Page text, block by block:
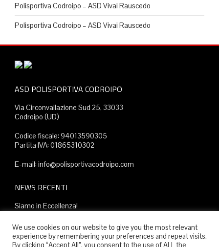
Polisportiva Codroipo – ASD Vivai Rauscedo
Polisportiva Codroipo – ASD Vivai Rauscedo
ASD POLISPORTIVA CODROIPO
Via Circonvallazione Sud 25, 33033
Codroipo (UD)
Codice fiscale: 94013590305
Partita IVA: 01865310302
E-mail: info@polisportivacodroipo.com
NEWS RECENTI
Siamo in Eccellenza!
Gli appuntamenti del nostro week end
ASD SANVITESE – POLISPORTIVA CODROIPO
We use cookies on our website to give you the most relevant
experience by remembering your preferences and repeat visits.
By clicking “Accept All”, you consent to the use of ALL the